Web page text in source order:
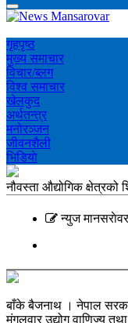
गृहपृष्ठ
मुख्य समाचार
विचार/ब्लग
विश्व समाचार
खेलकुद
अर्थतन्त्र
मनोरञ्‍जन
जीवनशैली
भिडियाे
नौवस्ता औद्योगिक क्षेत्रको
न्युज मानसराेवर
बाँके बैजनाथ । नेपाल
मंगलवार उद्योग वाणिज्य